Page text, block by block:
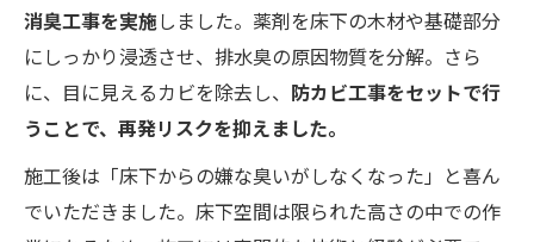
消臭工事を実施しました。薬剤を床下の木材や基礎部分
にしっかり浸透させ、排水臭の原因物質を分解。さら
に、目に見えるカビを除去し、 防カビ工事をセットで行
うことで、再発リスクを抑えました。
施工後は「床下からの嫌な臭いがしなくなった」と喜ん
でいただきました。床下空間は限られた高さの中での作